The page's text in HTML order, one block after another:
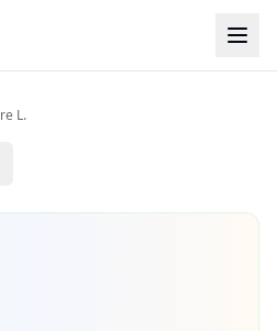
L.